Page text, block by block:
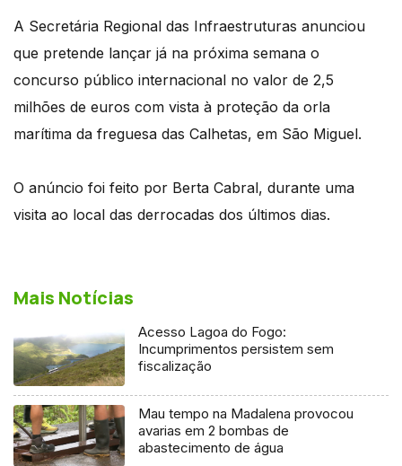
A Secretária Regional das Infraestruturas anunciou
que pretende lançar já na próxima semana o
concurso público internacional no valor de 2,5
milhões de euros com vista à proteção da orla
marítima da freguesa das Calhetas, em São Miguel.
O anúncio foi feito por Berta Cabral, durante uma
visita ao local das derrocadas dos últimos dias.
Mais Notícias
Acesso Lagoa do Fogo:
Incumprimentos persistem sem
fiscalização
Mau tempo na Madalena provocou
avarias em 2 bombas de
abastecimento de água